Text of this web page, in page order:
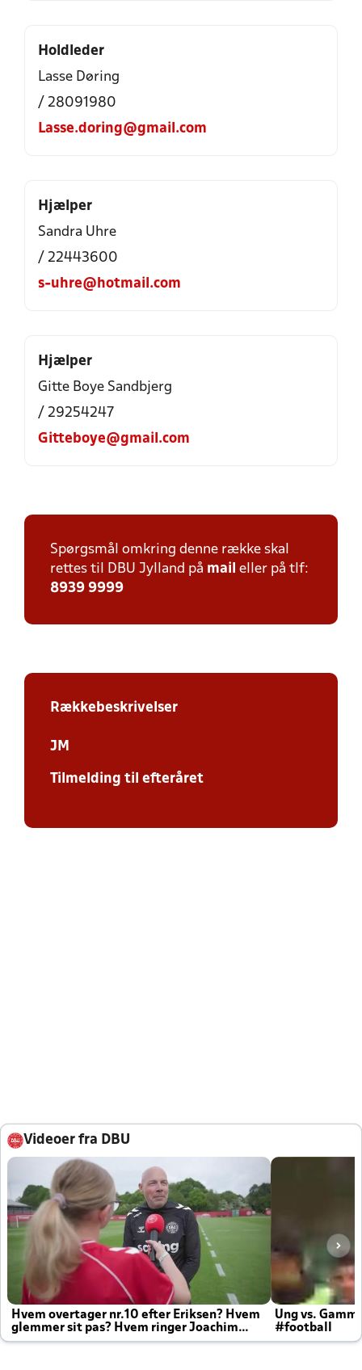
Holdleder
Lasse Døring
/ 28091980
Lasse.doring@gmail.com
Hjælper
Sandra Uhre
/ 22443600
s-uhre@hotmail.com
Hjælper
Gitte Boye Sandbjerg
/ 29254247
Gitteboye@gmail.com
Spørgsmål omkring denne række skal
rettes til DBU Jylland på mail eller på tlf:
8939 9999
Rækkebeskrivelser
JM
Tilmelding til efteråret
Videoer fra DBU
Hvem overtager nr.10 efter Eriksen? Hvem
glemmer sit pas? Hvem ringer Joachim
altid til efter kampe?
Ung vs.
#football